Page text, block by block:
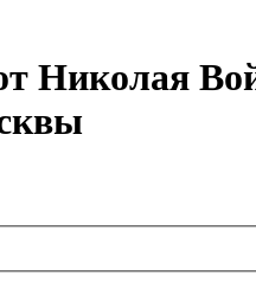
Николая